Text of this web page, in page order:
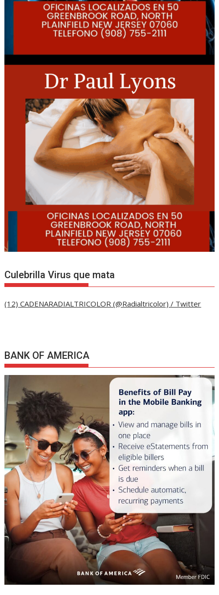
Culebrilla Virus que mata
(12) CADENARADIALTRICOLOR (@Radialtricolor) / Twitter
BANK OF AMERICA